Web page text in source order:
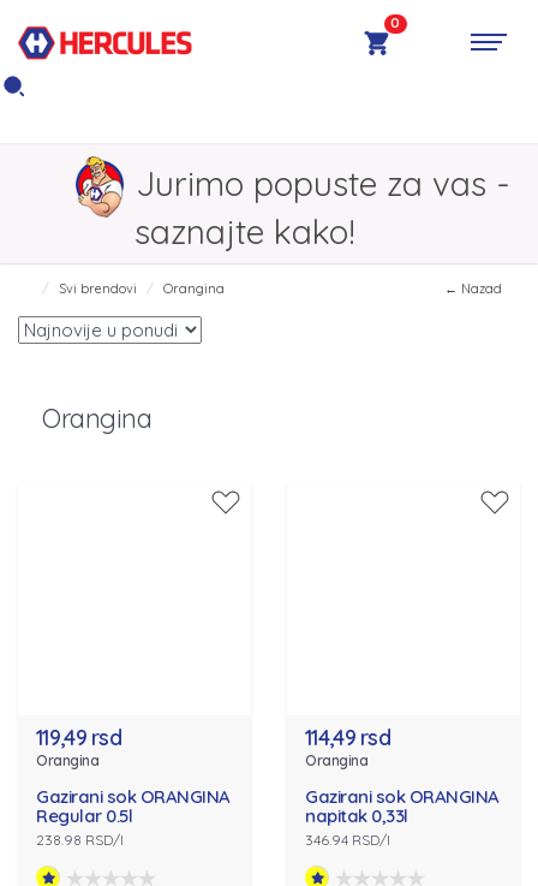
0
Jurimo popuste za vas -
saznajte kako!
Svi brendovi Orangina ← Nazad
Orangina
119,49 rsd
Orangina
Gazirani sok ORANGINA
Regular 0.5l
238.98 RSD/l
114,49 rsd
Orangina
Gazirani sok ORANGINA
napitak 0,33l
346.94 RSD/l